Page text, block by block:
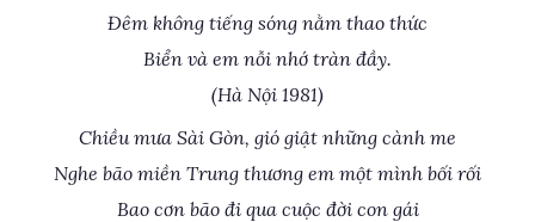
Đêm không tiếng sóng nằm thao thức
Biển và em nỗi nhớ tràn đầy.
(Hà Nội 1981)
Chiều mưa Sài Gòn, gió giật những cành me
Nghe bão miền Trung thương em một mình bối rối
Bao cơn bão đi qua cuộc đời con gái